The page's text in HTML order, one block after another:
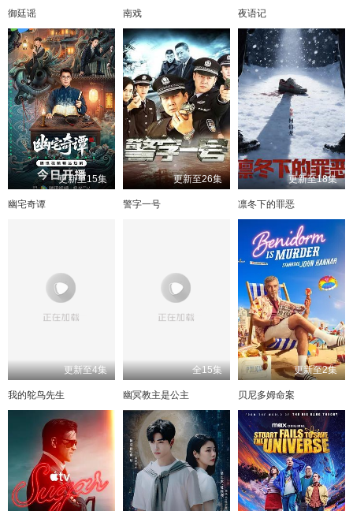
御廷谣 南戏 夜语记
更新至15集
幽宅奇谭
更新至26集
警字一号
更新至18集
凛冬下的罪恶
更新至4集
我的鸵鸟先生
全15集
幽冥教主是公主
更新至2集
贝尼多姆命案